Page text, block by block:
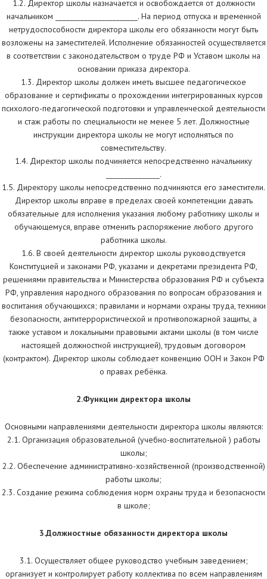
1.2. Директор школы назначается и освобождается от должности
начальником _______________________. На период отпуска и временной
нетрудоспособности директора школы его обязанности могут быть
возложены на заместителей. Исполнение обязанностей осуществляется
в соответствии с законодательством о труде РФ и Уставом школы на
основании приказа директора.
1.3. Директор школы должен иметь высшее педагогическое
образование и сертификаты о прохождении интегрированных курсов
психолого-педагогической подготовки и управленческой деятельности
и стаж работы по специальности не менее 5 лет. Должностные
инструкции директора школы не могут исполняться по
совместительству.
1.4. Директор школы подчиняется непосредственно начальнику
_______________.
1.5. Директору школы непосредственно подчиняются его заместители.
Директор школы вправе в пределах своей компетенции давать
обязательные для исполнения указания любому работнику школы и
обучающемуся, вправе отменить распоряжение любого другого
работника школы.
1.6. В своей деятельности директор школы руководствуется
Конституцией и законами РФ, указами и декретами президента РФ,
решениями правительства и Министерства образования РФ и субъекта
РФ, управления народного образования по вопросам образования и
воспитания обучающихся; правилами и нормами охраны труда, техники
безопасности, антитеррористической и противопожарной защиты, а
также уставом и локальными правовыми актами школы (в том числе
настоящей должностной инструкцией), трудовым договором
(контрактом). Директор школы соблюдает конвенцию ООН и Закон РФ
о правах ребёнка.
2.Функции директора школы
Основными направлениями деятельности директора школы являются:
2.1. Организация образовательной (учебно-воспитательной ) работы
школы;
2.2. Обеспечение административно-хозяйственной (производственной)
работы школы;
2.3. Создание режима соблюдения норм охраны труда и безопасности
в школе;
3.Должностные обязанности директора школы
3.1. Осуществляет общее руководство учебным заведением;
организует и контролирует работу коллектива по всем направлениям